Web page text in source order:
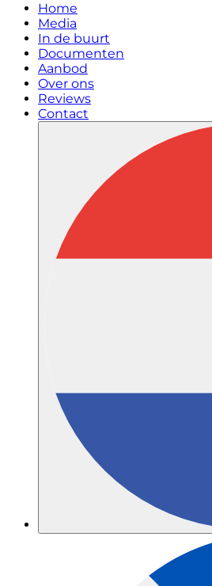
Home
Media
In de buurt
Documenten
Aanbod
Over ons
Reviews
Contact